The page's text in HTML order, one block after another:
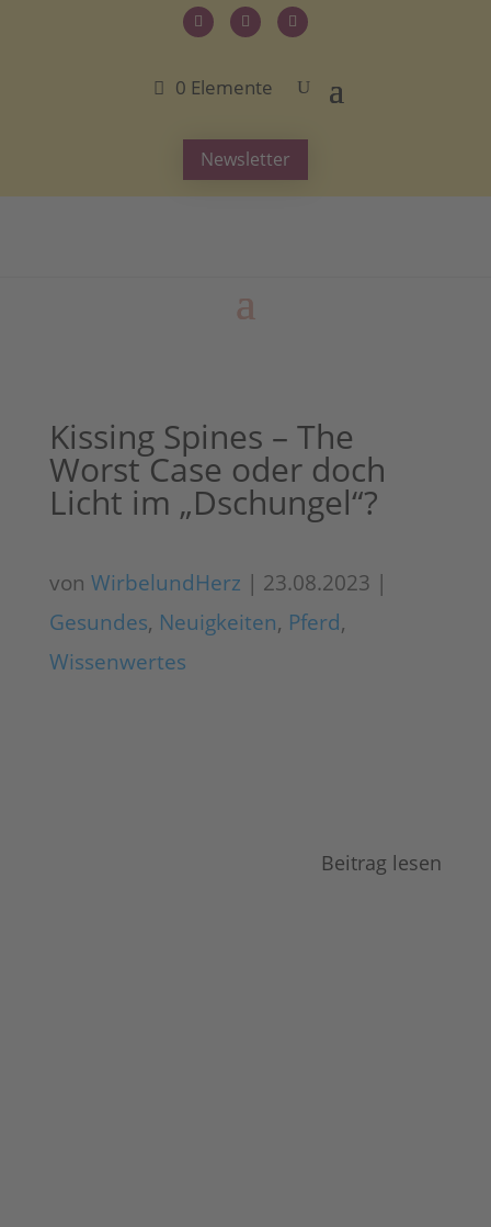
0 Elemente
Newsletter
Kissing Spines – The
Worst Case oder doch
Licht im „Dschungel“?
von WirbelundHerz | 23.08.2023 |
Gesundes, Neuigkeiten, Pferd,
Wissenwertes
Beitrag lesen